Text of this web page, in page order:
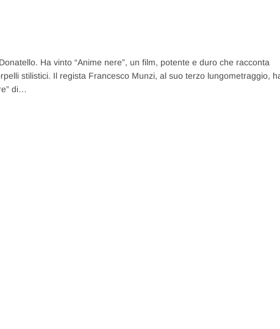
Ha vinto “Anime nere”, un film, potente e duro che racconta
stilistici. Il regista Francesco Munzi, al suo terzo lungometraggio,
di…